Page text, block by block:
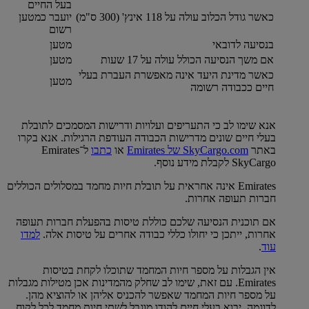
כאשר גודל הכלוב עולה על 118 אינץ' (300 ס"מ)
בעל החיים
יועבר כמטען
רשום
בנסיעה לדובאי
מטען
אם משך הנסיעה הכולל עולה על 17 שעות
מטען
כאשר מדינת היעד אינה מאפשרת העברת בעלי
חיים ככבודה רשומה
מטען
אנא שימו לב כי התעריפים ועלויות ודרישות המסמכים לתובלת
בעלי חיים שונים מדרישות הכבודה העודפת הרגילות. אנא בקרו
באתר SkyCargo.com של Emirates‏‏‏ או כתבו
ל־Emirates
SkyCargo לקבלת מידע נוסף.
Emirates אינה אחראית על תובלת חיות מחמד במסלולים הכוללים
חברות תעופה אחרות.
אם תוכנית הנסיעה שלכם כוללת טיסות בהפעלת חברות תעופה
אחרות, ייתכן כי יחולו כללי כבודה אחרים על טיסות אלה. למדו
עוד.
אין הגבלות על מספר חיות המחמד שתוכלו לקחת בטיסות
Emirates. עם זאת, שימו לב שחלק מהמדינות אכן מטילות מגבלות
על מספר חיות המחמד שאפשר להכניס אליהן או להוציא מהן.